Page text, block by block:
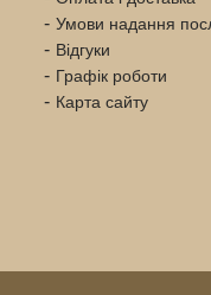
Умови надання
Відгуки
Графік роботи
Карта сайту